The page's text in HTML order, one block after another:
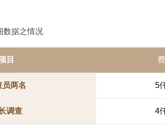
数据之情况
目
员两名 5
调查 4